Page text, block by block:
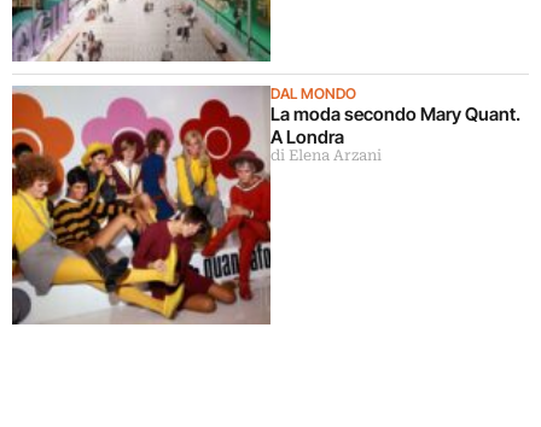
DAL MONDO
La moda secondo Mary Quant.
A Londra
di Elena Arzani